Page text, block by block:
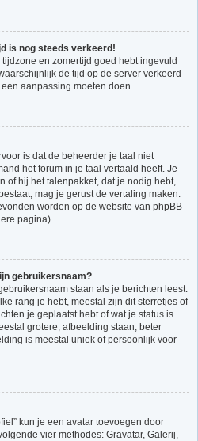
is nog steeds verkeerd!
en zomertijd goed hebt ingevuld
de tijd op de server verkeerd
aanpassing moeten doen.
is dat de beheerder je taal niet
het forum in je taal vertaald heeft. Je
of hij het talenpakket, dat je nodig hebt,
mag je gerust de vertaling maken.
worden op de website van phpBB
pagina).
gebruikersnaam?
staan als je berichten leest.
rang je hebt, meestal zijn dit sterretjes of
je geplaatst hebt of wat je status is.
grotere, afbeelding staan, beter
is meestal uniek of persoonlijk voor
kun je een avatar toevoegen door
vier methodes: Gravatar, Galerij,